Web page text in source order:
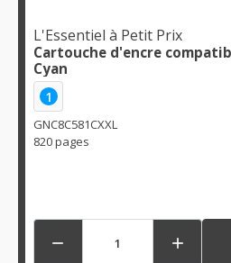
L'Essentiel à Petit Prix
Cartouche d'encre
Cyan
1
GNC8C581CXXL
820 pages
 